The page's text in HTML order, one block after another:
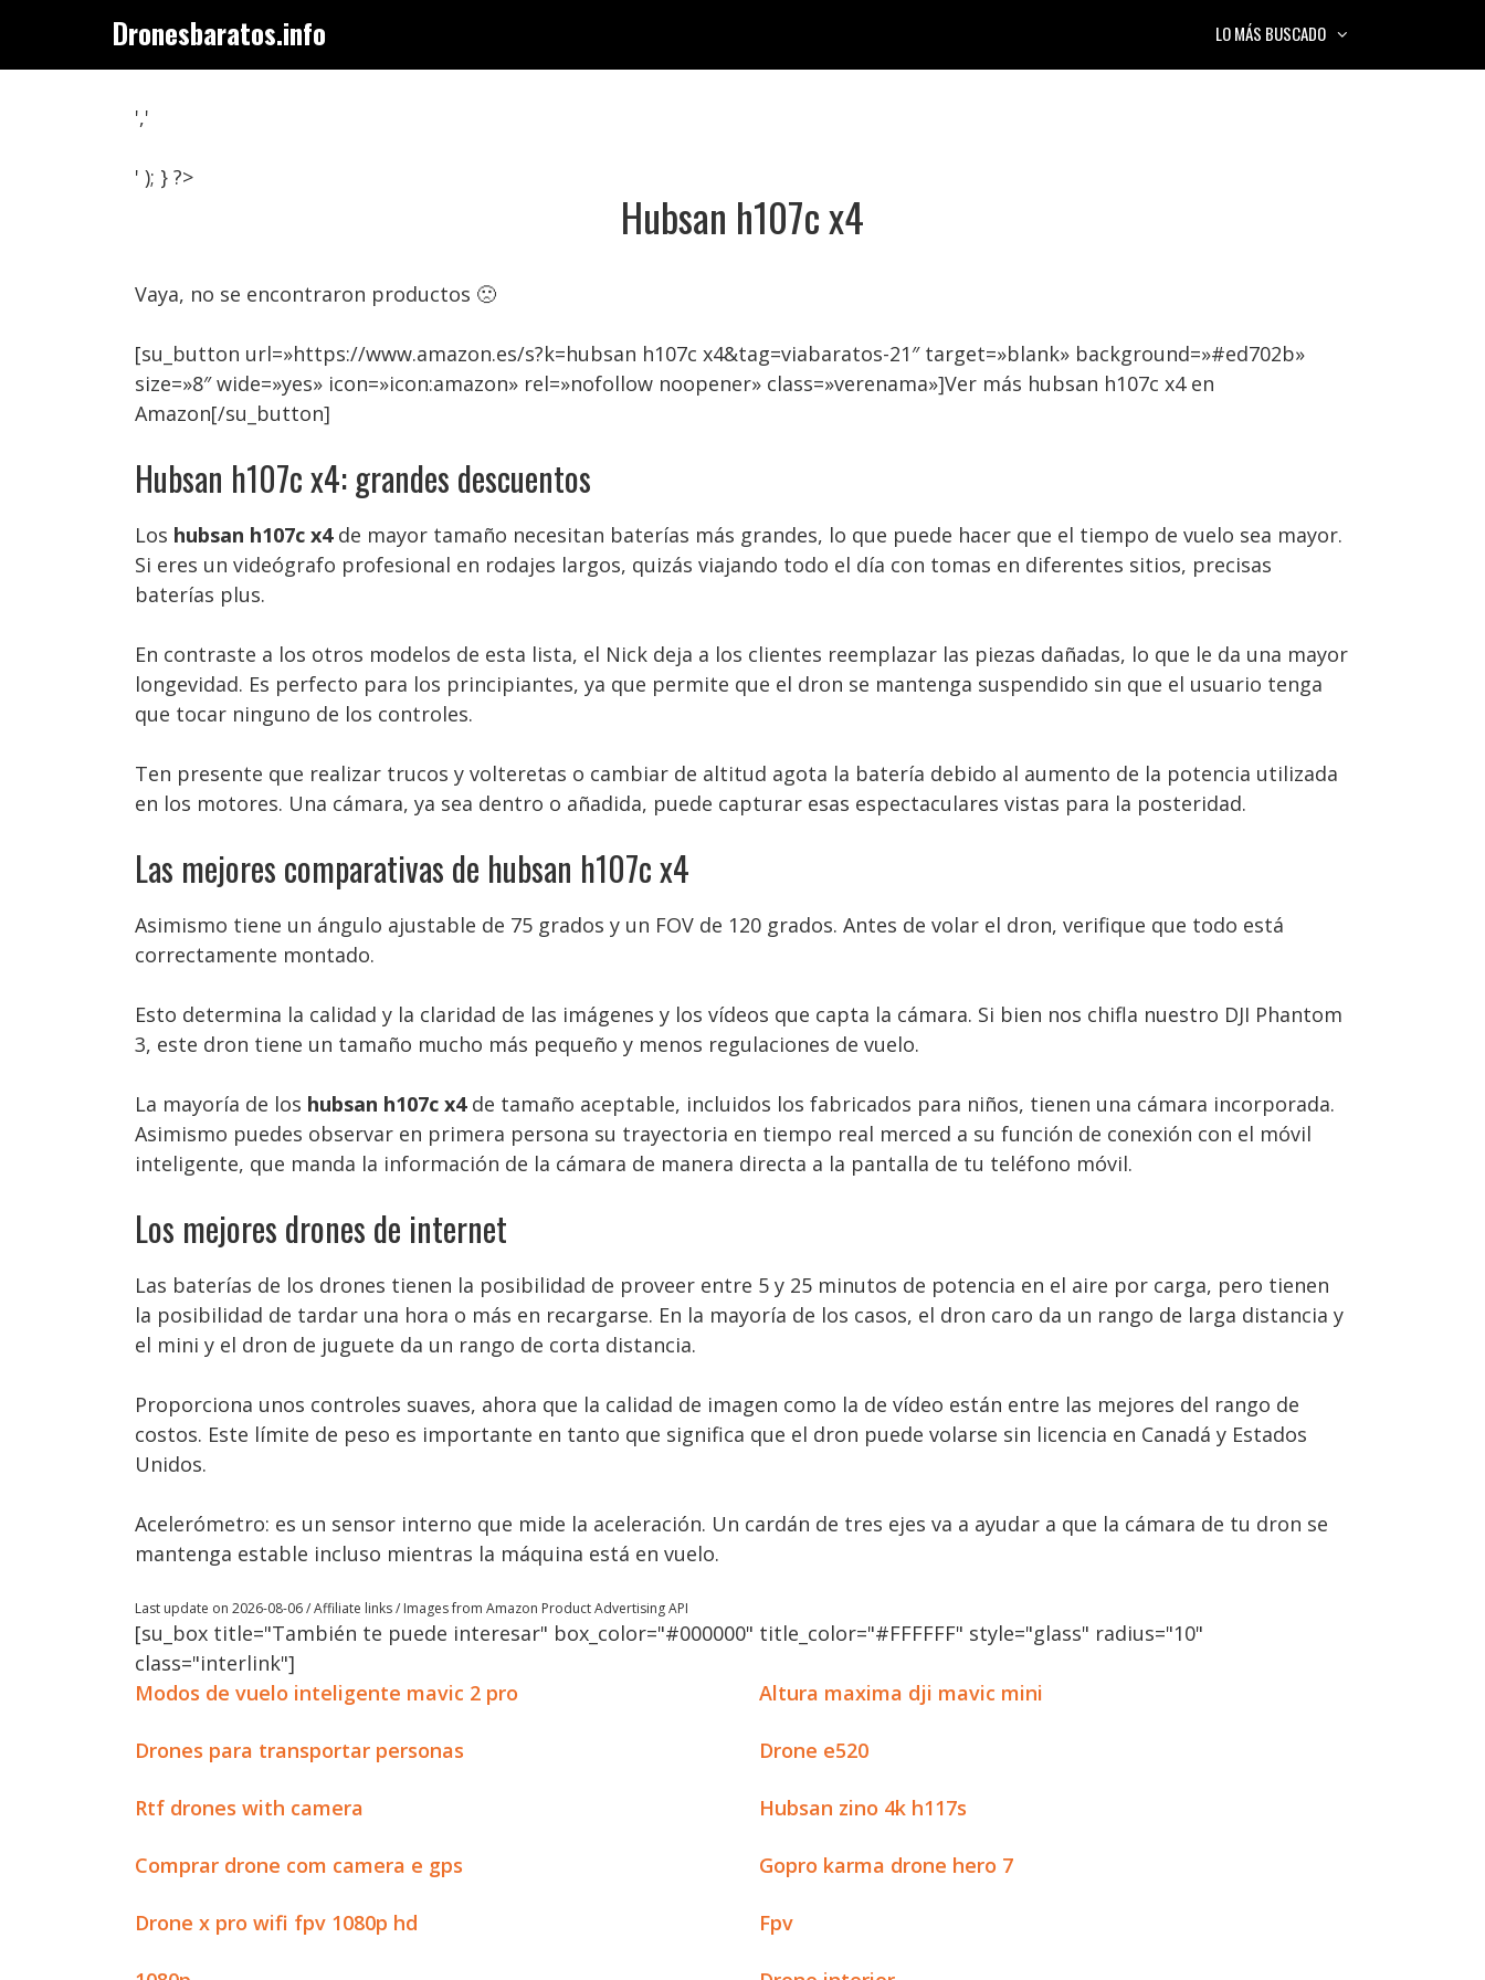
contenido
Dronesbaratos.info LO MÁS BUSCADO
','
' ); } ?>
Hubsan h107c x4
Vaya, no se encontraron productos 🙁
[su_button url=»https://www.amazon.es/s?k=hubsan h107c x4&tag=viabaratos-21″ target=»blank» background=»#ed702b»
size=»8″ wide=»yes» icon=»icon:amazon» rel=»nofollow noopener» class=»verenama»]Ver más hubsan h107c x4 en
Amazon[/su_button]
Hubsan h107c x4: grandes descuentos
Los hubsan h107c x4de mayor tamaño necesitan baterías más grandes, lo que puede hacer que el tiempo de vuelo sea mayor.
Si eres un videógrafo profesional en rodajes largos, quizás viajando todo el día con tomas en diferentes sitios, precisas
baterías plus.
En contraste a los otros modelos de esta lista, el Nick deja a los clientes reemplazar las piezas dañadas, lo que le da una mayor
longevidad. Es perfecto para los principiantes, ya que permite que el dron se mantenga suspendido sin que el usuario tenga
que tocar ninguno de los controles.
Ten presente que realizar trucos y volteretas o cambiar de altitud agota la batería debido al aumento de la potencia utilizada
en los motores. Una cámara, ya sea dentro o añadida, puede capturar esas espectaculares vistas para la posteridad.
Las mejores comparativas de hubsan h107c x4
Asimismo tiene un ángulo ajustable de 75 grados y un FOV de 120 grados. Antes de volar el dron, verifique que todo está
correctamente montado.
Esto determina la calidad y la claridad de las imágenes y los vídeos que capta la cámara. Si bien nos chifla nuestro DJI Phantom
3, este dron tiene un tamaño mucho más pequeño y menos regulaciones de vuelo.
La mayoría de los hubsan h107c x4de tamaño aceptable, incluidos los fabricados para niños, tienen una cámara incorporada.
Asimismo puedes observar en primera persona su trayectoria en tiempo real merced a su función de conexión con el móvil
inteligente, que manda la información de la cámara de manera directa a la pantalla de tu teléfono móvil.
Los mejores drones de internet
Las baterías de los drones tienen la posibilidad de proveer entre 5 y 25 minutos de potencia en el aire por carga, pero tienen
la posibilidad de tardar una hora o más en recargarse. En la mayoría de los casos, el dron caro da un rango de larga distancia y
el mini y el dron de juguete da un rango de corta distancia.
Proporciona unos controles suaves, ahora que la calidad de imagen como la de vídeo están entre las mejores del rango de
costos. Este límite de peso es importante en tanto que significa que el dron puede volarse sin licencia en Canadá y Estados
Unidos.
Acelerómetro: es un sensor interno que mide la aceleración. Un cardán de tres ejes va a ayudar a que la cámara de tu dron se
mantenga estable incluso mientras la máquina está en vuelo.
Last update on 2026-08-06 / Affiliate links / Images from Amazon Product Advertising API
[su_box title="También te puede interesar" box_color="#000000" title_color="#FFFFFF" style="glass" radius="10"
class="interlink"]
Modos de vuelo inteligente mavic 2 pro
Altura maxima dji mavic mini
Drones para transportar personas Drone e520
Rtf drones with camera Hubsan zino 4k h117s
Comprar drone com camera e gps Gopro karma drone hero 7
Drone x pro wifi fpv 1080p hd Fpv